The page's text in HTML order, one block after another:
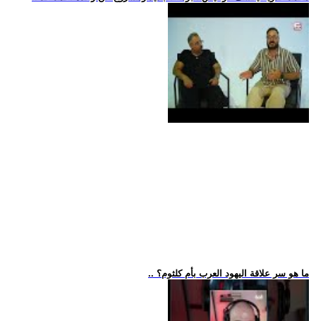
.. ما هو سر علاقة اليهود العرب بأم كلثوم؟